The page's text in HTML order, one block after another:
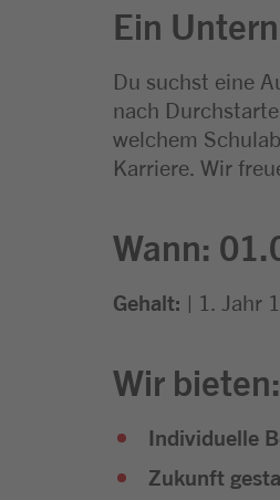
Ein
Du suchst eine
nach
welchem
Karriere. Wir
Wann:
Gehalt: | 1. Jahr
Wir bieten:
Individuelle
Zukunft